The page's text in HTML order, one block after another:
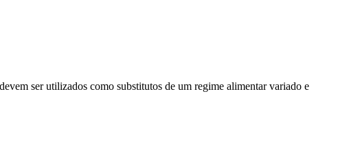
ser utilizados como substitutos de um regime alimentar variado e